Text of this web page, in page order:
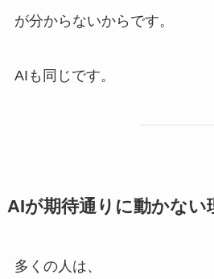
が分からないからです。
AIも同じです。
AIが期待通りに動かない
多くの人は、